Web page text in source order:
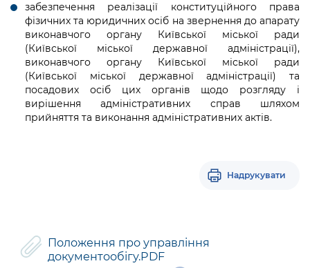
забезпечення реалізації конституційного права
фізичних та юридичних осіб на звернення до апарату
виконавчого органу Київської міської ради
(Київської міської державної адміністрації),
виконавчого органу Київської міської ради
(Київської міської державної адміністрації) та
посадових осіб цих органів щодо розгляду і
вирішення адміністративних справ шляхом
прийняття та виконання адміністративних актів.
Надрукувати
Положення про управління
документообігу.PDF